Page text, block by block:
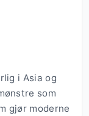
i Asia og
som
gjør moderne